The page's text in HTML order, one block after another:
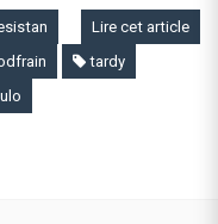
Lire cet article
tardy